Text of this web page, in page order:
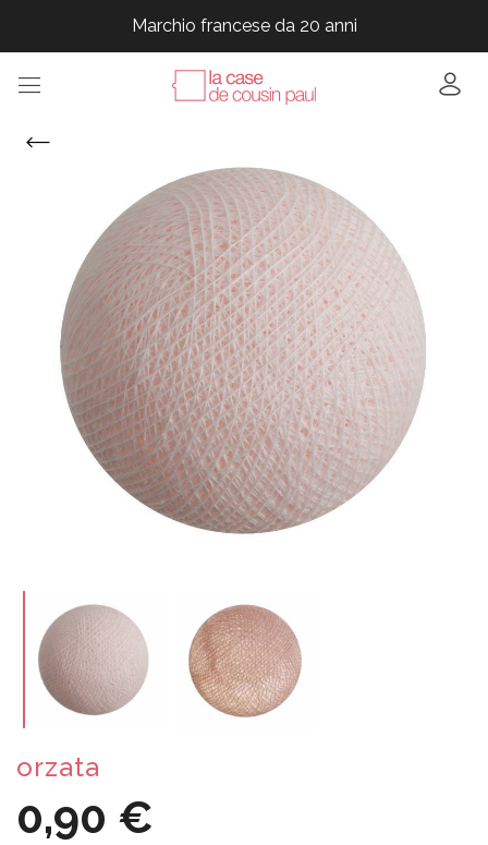
Marchio francese da 20 anni
Marchio francese da 20 anni
Marchio francese da 20 anni
orzata
0,90 €